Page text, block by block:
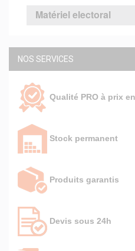
Matériel electoral
NOS SERVICES
Qualité PRO à prix
Stock permanent
Produits garantis
Devis sous 24h